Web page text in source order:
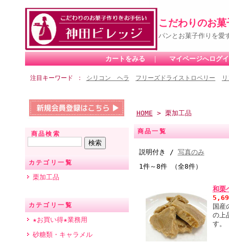
こだわりのお
パンとお菓子作りを愛
カートをみる ｜ マイページへログ
注目キーワード シリコン ヘラ フリーズドライストロベリー
商品検索
カテゴリ一覧
栗加工品
カテゴリ一覧
★お買い得★業務用
砂糖類・キャラメル
HOME > 栗加工品
商品一覧
説明付き / 写真のみ
1件～8件 （全8件）
和
国産
の上
す。